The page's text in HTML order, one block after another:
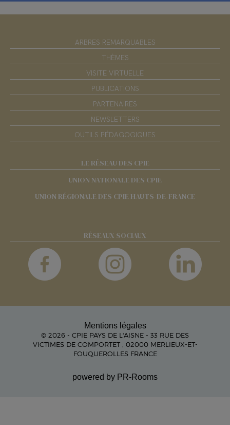
ARBRES REMARQUABLES
THÈMES
VISITE VIRTUELLE
PUBLICATIONS
PARTENAIRES
NEWSLETTERS
OUTILS PÉDAGOGIQUES
LE RÉSEAU DES CPIE
UNION NATIONALE DES CPIE
UNION RÉGIONALE DES CPIE HAUTS-DE-FRANCE
RÉSEAUX SOCIAUX
Mentions légales
© 2026 - CPIE PAYS DE L'AISNE - 33 RUE DES
VICTIMES DE COMPORTET , 02000 MERLIEUX-ET-
FOUQUEROLLES FRANCE
powered by PR-Rooms